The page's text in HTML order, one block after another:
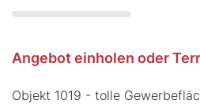
Angebot einholen oder
Objekt 1019 - tolle